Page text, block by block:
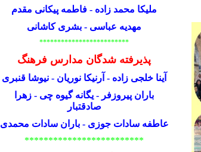
ملیکا محمد زاده - فاطمه پیکانی مقدم
مهدیه عباسی - بشری کاشانی
*************************
پذیرفته شدگان مدارس فرهنگ
آینا خلجی زاده - آرنیکا نوریان - نیوشا قنبری
باران پیروزفر - یگانه گیوه چی - زهرا
صادقتبار
عاطفه سادات جوزی - باران سادات محمدی
*************************